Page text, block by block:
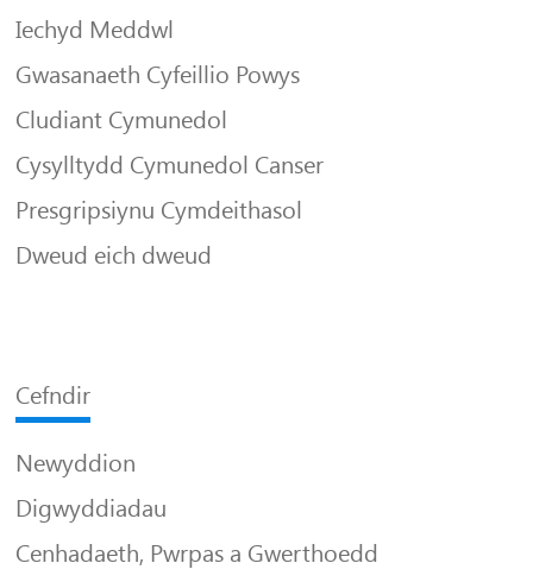
Iechyd Meddwl
Gwasanaeth Cyfeillio Powys
Cludiant Cymunedol
Cysylltydd Cymunedol Canser
Presgripsiynu Cymdeithasol
Dweud eich dweud
Cefndir
Newyddion
Digwyddiadau
Cenhadaeth, Pwrpas a Gwerthoedd